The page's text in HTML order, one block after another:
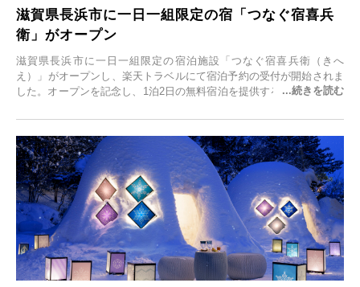
滋賀県長浜市に一日一組限定の宿「つなぐ宿喜兵
衛」がオープン
滋賀県長浜市に一日一組限定の宿泊施設「つなぐ宿喜兵衛（きへ
え）」がオープンし、楽天トラベルにて宿泊予約の受付が開始されま
した。オープンを記念し、1泊2日の無料宿泊を提供するキャンペーン
一組限定の宿だからこそ叶う、大切な人との特別な時間を体験いただ
けます。